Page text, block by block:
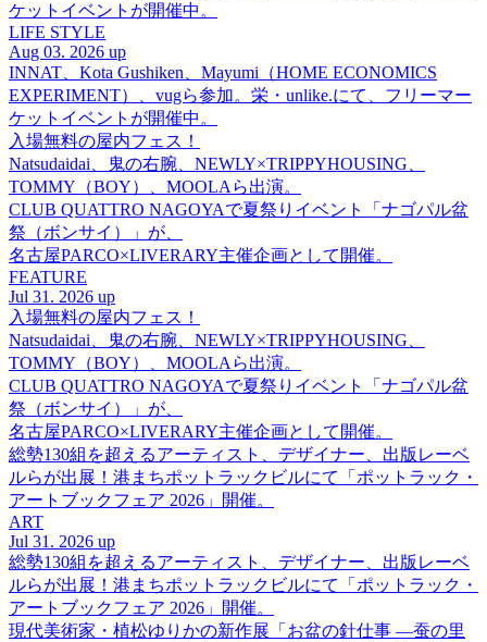
ケットイベントが開催中。
LIFE STYLE
Aug 03. 2026 up
INNAT、Kota Gushiken、Mayumi（HOME ECONOMICS
EXPERIMENT）、vugら参加。栄・unlike.にて、フリーマー
ケットイベントが開催中。
入場無料の屋内フェス！
Natsudaidai、鬼の右腕、NEWLY×TRIPPYHOUSING、
TOMMY（BOY）、MOOLAら出演。
CLUB QUATTRO NAGOYAで夏祭りイベント「ナゴパル盆
祭（ボンサイ）」が、
名古屋PARCO×LIVERARY主催企画として開催。
FEATURE
Jul 31. 2026 up
入場無料の屋内フェス！
Natsudaidai、鬼の右腕、NEWLY×TRIPPYHOUSING、
TOMMY（BOY）、MOOLAら出演。
CLUB QUATTRO NAGOYAで夏祭りイベント「ナゴパル盆
祭（ボンサイ）」が、
名古屋PARCO×LIVERARY主催企画として開催。
総勢130組を超えるアーティスト、デザイナー、出版レーベ
ルらが出展！港まちポットラックビルにて「ポットラック・
アートブックフェア 2026」開催。
ART
Jul 31. 2026 up
総勢130組を超えるアーティスト、デザイナー、出版レーベ
ルらが出展！港まちポットラックビルにて「ポットラック・
アートブックフェア 2026」開催。
現代美術家・植松ゆりかの新作展「お盆の針仕事 ―蚕の里